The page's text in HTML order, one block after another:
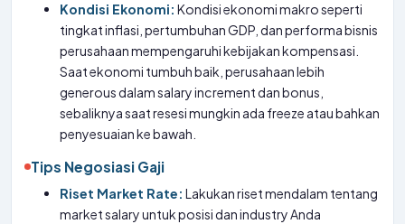
Kondisi Ekonomi: Kondisi ekonomi makro seperti
tingkat inflasi, pertumbuhan GDP, dan performa bisnis
perusahaan mempengaruhi kebijakan kompensasi.
Saat ekonomi tumbuh baik, perusahaan lebih
generous dalam salary increment dan bonus,
sebaliknya saat resesi mungkin ada freeze atau bahkan
penyesuaian ke bawah.
Tips Negosiasi Gaji
Riset Market Rate: Lakukan riset mendalam tentang
market salary untuk posisi dan industry Anda